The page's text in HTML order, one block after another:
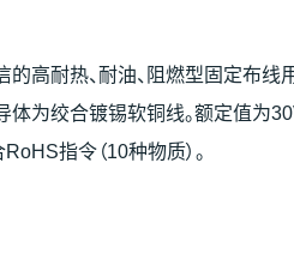
高耐热、耐油、阻燃型固定布线
为绞合镀锡软铜线。额定值为
指令（10种物质）。